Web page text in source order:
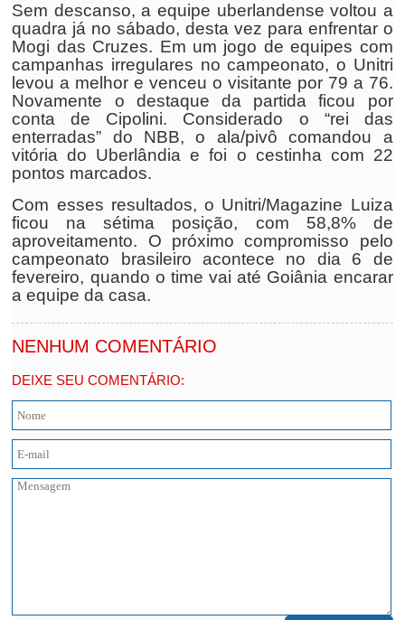
Sem descanso, a equipe uberlandense voltou a
quadra já no sábado, desta vez para enfrentar o
Mogi das Cruzes. Em um jogo de equipes com
campanhas irregulares no campeonato, o Unitri
levou a melhor e venceu o visitante por 79 a 76.
Novamente o destaque da partida ficou por
conta de Cipolini. Considerado o “rei das
enterradas” do NBB, o ala/pivô comandou a
vitória do Uberlândia e foi o cestinha com 22
pontos marcados.
Com esses resultados, o Unitri/Magazine Luiza
ficou na sétima posição, com 58,8% de
aproveitamento. O próximo compromisso pelo
campeonato brasileiro acontece no dia 6 de
fevereiro, quando o time vai até Goiânia encarar
a equipe da casa.
NENHUM COMENTÁRIO
DEIXE SEU COMENTÁRIO: